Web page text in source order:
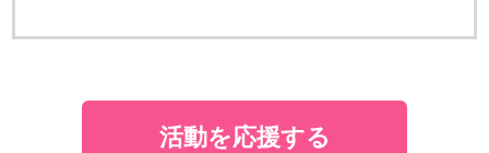
活動を応援する